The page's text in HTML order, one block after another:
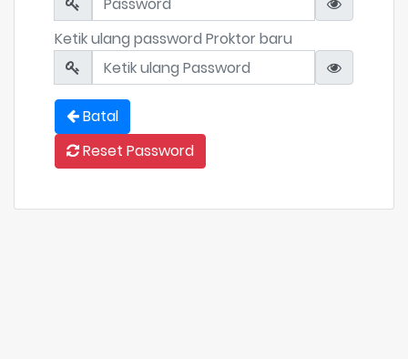
Ketik ulang password Proktor baru
Batal
Reset Password